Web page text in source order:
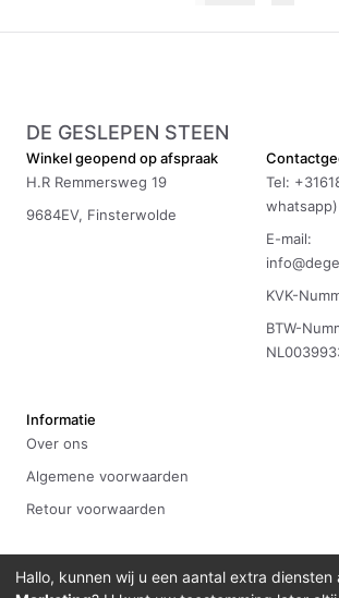
DE GESLEPEN STEEN
Winkel geopend op afspraak
H.R Remmersweg 19
9684EV, Finsterwolde
Tel:
whatsapp)
E-mail:
KVK-
BTW-
Informatie
Over ons
Algemene voorwaarden
Retour voorwaarden
Hallo, kunnen wij u een aantal extra